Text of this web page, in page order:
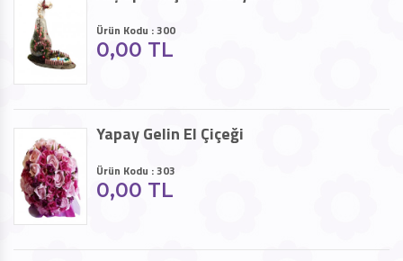
Ürün Kodu : 300
0,00 TL
Yapay Gelin El Çiçeği
Ürün Kodu : 303
0,00 TL